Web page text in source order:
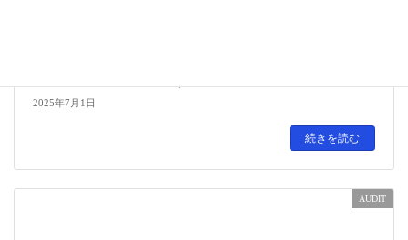
2025年7月1日
続きを読む
AUDIT